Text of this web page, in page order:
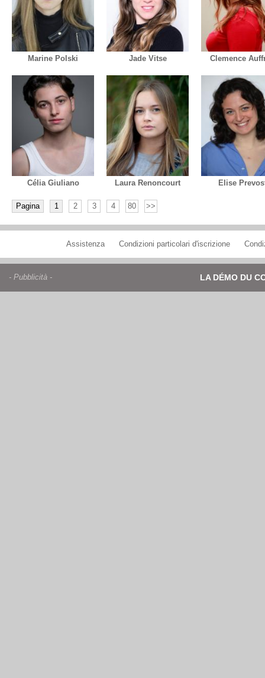
Marine Polski Jade Vitse Clemence
Célia Giuliano Laura Renoncourt Elise
Pagina 1 2 3 4 80 >>
Assistenza Condizioni particolari d'iscrizione
LA DÉMO DU
- Pubblicità -